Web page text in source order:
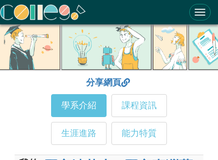
ColleGo! 大學選才與高中育才輔助系統
分享網頁
學系介紹 課程資訊
生涯進路 能力特質